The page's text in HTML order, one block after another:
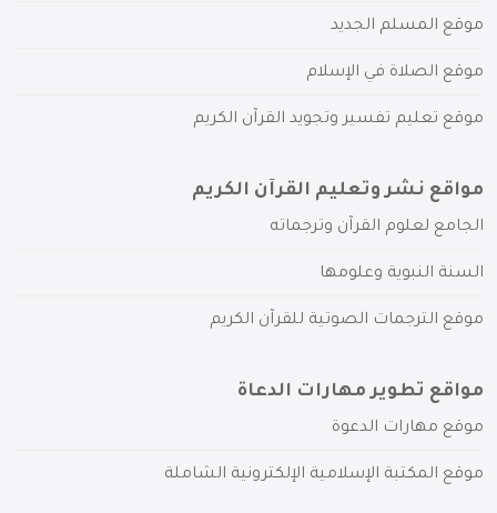
موقع المسلم الجديد
موقع الصلاة في الإسلام
موقع تعليم تفسير وتجويد القرآن الكريم
مواقع نشر وتعليم القرآن الكريم
الجامع لعلوم القرآن وترجماته
السنة النبوية وعلومها
موقع الترجمات الصوتية للقرآن الكريم
مواقع تطوير مهارات الدعاة
موقع مهارات الدعوة
موقع المكتبة الإسلامية الإلكترونية الشاملة